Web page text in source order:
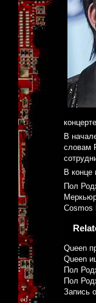
В
словам
В конце
Пол
Cosmos
Queen
Queen
Пол
Пол
Запись